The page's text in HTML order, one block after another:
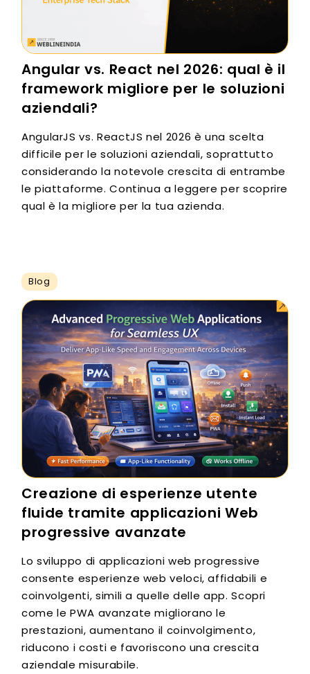
Angular vs. React nel 2026: qual è il
framework migliore per le soluzioni
aziendali?
AngularJS vs. ReactJS nel 2026 è una scelta
difficile per le soluzioni aziendali, soprattutto
considerando la notevole crescita di entrambe
le piattaforme. Continua a leggere per scoprire
qual è la migliore per la tua azienda.
Blog
Creazione di esperienze utente
fluide tramite applicazioni Web
progressive avanzate
Lo sviluppo di applicazioni web progressive
consente esperienze web veloci, affidabili e
coinvolgenti, simili a quelle delle app. Scopri
come le PWA avanzate migliorano le
prestazioni, aumentano il coinvolgimento,
riducono i costi e favoriscono una crescita
aziendale misurabile.